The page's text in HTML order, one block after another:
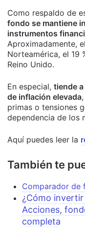
Como respaldo de
fondo se mantiene
instrumentos
Aproximadamente,
Norteamérica, el 19
Reino Unido.
En especial, tiende
de inflación elevada
primas o tensiones
dependencia de los
Aquí puedes leer la
También te
Comparador de
¿Cómo
Acciones,
completa